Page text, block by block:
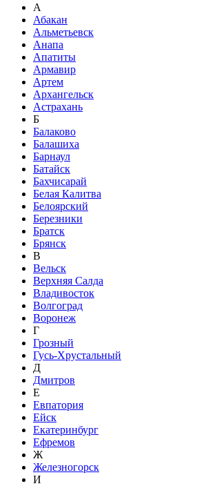
А
Абакан
Альметьевск
Анапа
Апатиты
Армавир
Артем
Архангельск
Астрахань
Б
Балаково
Балашиха
Барнаул
Батайск
Бахчисарай
Белая Калитва
Белоярский
Березники
Братск
Брянск
В
Вельск
Верхняя Салда
Владивосток
Волгоград
Воронеж
Г
Грозный
Гусь-Хрустальный
Д
Дмитров
Е
Евпатория
Ейск
Екатеринбург
Ефремов
Ж
Железногорск
И